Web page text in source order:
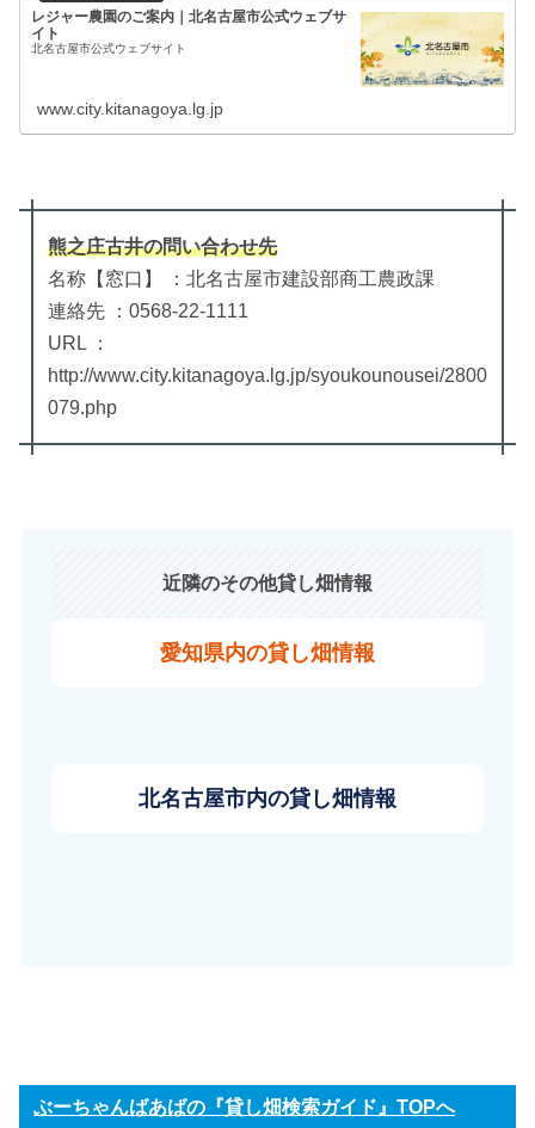
レジャー農園のご案内｜北名古屋市公式ウェブサ
イト
北名古屋市公式ウェブサイト
www.city.kitanagoya.lg.jp
熊之庄古井の問い合わせ先
名称【窓口】 ：北名古屋市建設部商工農政課
連絡先 ：0568-22-1111
URL ：
http://www.city.kitanagoya.lg.jp/syoukounousei/2800
079.php
近隣のその他貸し畑情報
愛知県内の貸し畑情報
北名古屋市内の貸し畑情報
ぶーちゃんばあばの『貸し畑検索ガイド』TOPへ